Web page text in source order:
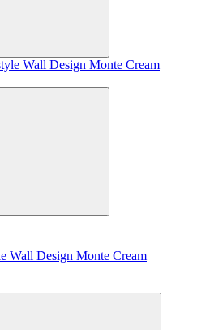
Wall Design Monte Cream